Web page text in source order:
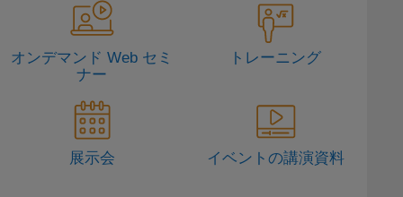
オンデマンド Web セミ
ナー
トレーニング
展示会 イベントの講演資料